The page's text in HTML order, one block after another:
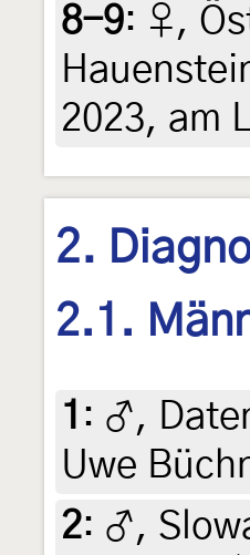
8-9: ♀,
2023, am
2.
2.1.
1 : ♂,
Uwe
2: ♂,